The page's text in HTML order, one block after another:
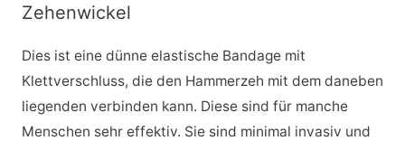
Zehenwickel
Dies ist eine dünne elastische Bandage mit
Klettverschluss, die den Hammerzeh mit dem daneben
liegenden verbinden kann. Diese sind für manche
Menschen sehr effektiv. Sie sind minimal invasiv und